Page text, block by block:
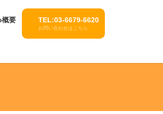
要 TEL:03-6679-6620
お問い合わせはこちら